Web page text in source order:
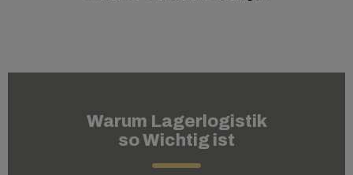
Warum Lagerlogistik
so Wichtig ist